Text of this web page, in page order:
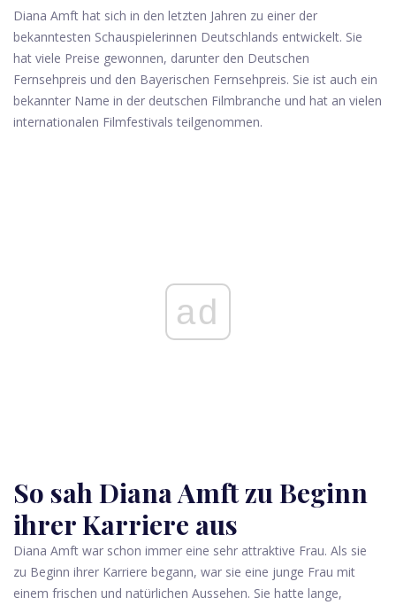
Diana Amft hat sich in den letzten Jahren zu einer der
bekanntesten Schauspielerinnen Deutschlands entwickelt. Sie
hat viele Preise gewonnen, darunter den Deutschen
Fernsehpreis und den Bayerischen Fernsehpreis. Sie ist auch ein
bekannter Name in der deutschen Filmbranche und hat an vielen
internationalen Filmfestivals teilgenommen.
ad
So sah Diana Amft zu Beginn
ihrer Karriere aus
Diana Amft war schon immer eine sehr attraktive Frau. Als sie
zu Beginn ihrer Karriere begann, war sie eine junge Frau mit
einem frischen und natürlichen Aussehen. Sie hatte lange,